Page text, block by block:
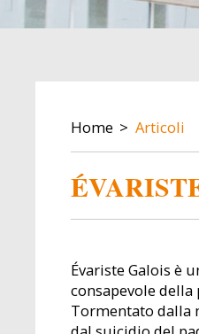
BREADCRUMB
Home Articoli
Évariste Galois è
consapevole
Tormentato dalla